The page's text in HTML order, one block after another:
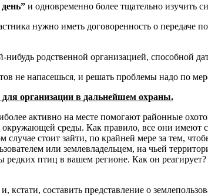
и одновременно более тщательно изучить
нужно иметь договоренность о передаче
родственной организацией, способной
не напасешься, и решать проблемы надо по
организации в дальнейшем охраны.
активно на месте помогают районные
среды. Как правило, все они имеют
стоит зайти, по крайней мере за тем,
или землевладельцем, на чьей
редких птиц в вашем регионе. Как он
составить представление о